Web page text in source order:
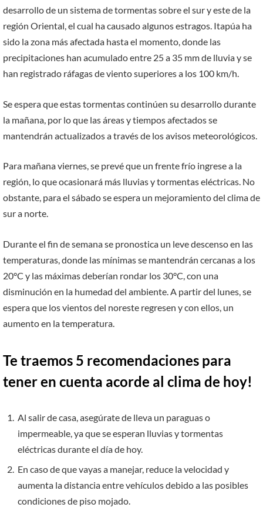
desarrollo de un sistema de tormentas sobre el sur y este de la
región Oriental, el cual ha causado algunos estragos. Itapúa ha
sido la zona más afectada hasta el momento, donde las
precipitaciones han acumulado entre 25 a 35 mm de lluvia y se
han registrado ráfagas de viento superiores a los 100 km/h.
Se espera que estas tormentas continúen su desarrollo durante
la mañana, por lo que las áreas y tiempos afectados se
mantendrán actualizados a través de los avisos meteorológicos.
Para mañana viernes, se prevé que un frente frío ingrese a la
región, lo que ocasionará más lluvias y tormentas eléctricas. No
obstante, para el sábado se espera un mejoramiento del clima de
sur a norte.
Durante el fin de semana se pronostica un leve descenso en las
temperaturas, donde las mínimas se mantendrán cercanas a los
20°C y las máximas deberían rondar los 30°C, con una
disminución en la humedad del ambiente. A partir del lunes, se
espera que los vientos del noreste regresen y con ellos, un
aumento en la temperatura.
Te traemos 5 recomendaciones para
tener en cuenta acorde al clima de hoy!
Al salir de casa, asegúrate de lleva un paraguas o
impermeable, ya que se esperan lluvias y tormentas
eléctricas durante el día de hoy.
En caso de que vayas a manejar, reduce la velocidad y
aumenta la distancia entre vehículos debido a las posibles
condiciones de piso mojado.